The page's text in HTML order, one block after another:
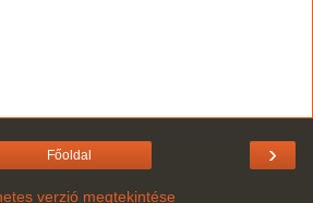
›
Főoldal
verzió megtekintése